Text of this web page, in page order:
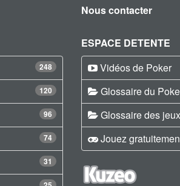
Nous contacter
248
120
96
74
31
ESPACE DETENTE
Vidéos de Poker
Glossaire du
Glossaire des
Jouez